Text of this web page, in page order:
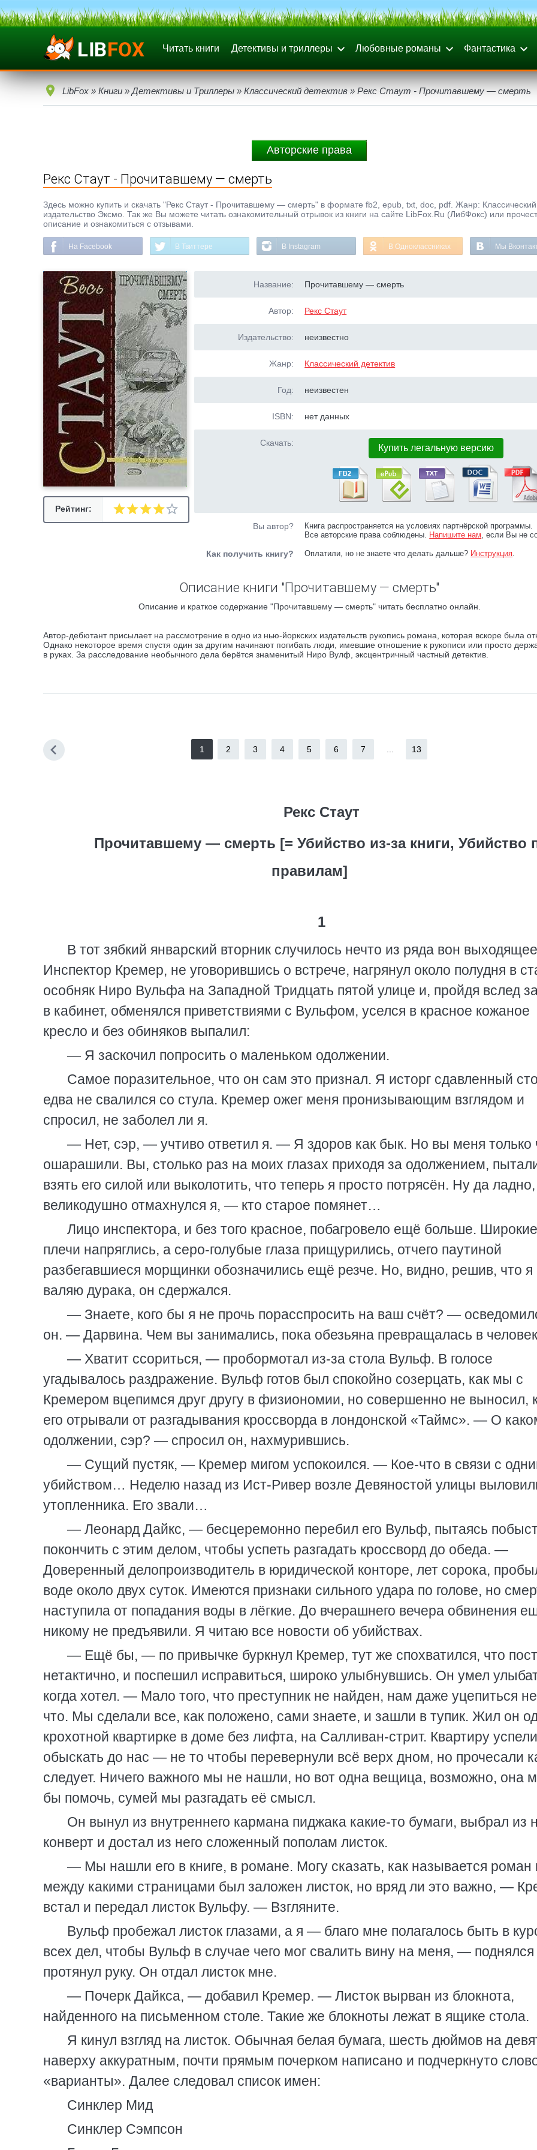
Читать книги Детективы и триллеры Любовные романы Фантастика
LibFox » Книги » Детективы и Триллеры » Классический детектив » Рекс Стаут - Прочитавшему — смерть
Авторские права
Рекс Стаут - Прочитавшему — смерть
Здесь можно купить и скачать "Рекс Стаут - Прочитавшему — смерть" в формате fb2, epub, txt, doc, pdf. Жанр: Классический
издательство Эксмо. Так же Вы можете читать ознакомительный отрывок из книги на сайте LibFox.Ru (ЛибФокс) или
описание и ознакомиться с отзывами.
На Facebook В Твиттере В Instagram В Одноклассниках Мы
Рейтинг:
Название: Прочитавшему — смерть
Автор: Рекс Стаут
Издательство: неизвестно
Жанр: Классический детектив
Год: неизвестен
ISBN: нет данных
Скачать: Купить легальную версию
Вы автор?
Книга распространяется на условиях партнёрской программы.
Все авторские права соблюдены. Напишите нам, если Вы не
Как получить книгу? Оплатили, но не знаете что делать дальше? Инструкция.
Описание книги "Прочитавшему — смерть"
Описание и краткое содержание "Прочитавшему — смерть" читать бесплатно онлайн.
Автор-дебютант присылает на рассмотрение в одно из нью-йоркских издательств рукопись романа, которая вскоре была
Однако некоторое время спустя один за другим начинают погибать люди, имевшие отношение к рукописи или просто
в руках. За расследование необычного дела берётся знаменитый Ниро Вулф, эксцентричный частный детектив.
1 2 3 4 5 6 7 13
Рекс Стаут
Прочитавшему — смерть [= Убийство из-за книги, Убийство
правилам]
1
В тот зябкий январский вторник случилось нечто из ряда вон
Инспектор Кремер, не уговорившись о встрече, нагрянул около полудня в
особняк Ниро Вульфа на Западной Тридцать пятой улице и, пройдя вслед
в кабинет, обменялся приветствиями с Вульфом, уселся в красное кожаное
кресло и без обиняков выпалил:
— Я заскочил попросить о маленьком одолжении.
Самое поразительное, что он сам это признал. Я исторг сдавленный
едва не свалился со стула. Кремер ожег меня пронизывающим взглядом и
спросил, не заболел ли я.
— Нет, сэр, — учтиво ответил я. — Я здоров как бык. Но вы меня только
ошарашили. Вы, столько раз на моих глазах приходя за одолжением,
взять его силой или выколотить, что теперь я просто потрясён. Ну да
великодушно отмахнулся я, — кто старое помянет…
Лицо инспектора, и без того красное, побагровело ещё больше. Широкие
плечи напряглись, а серо-голубые глаза прищурились, отчего паутиной
разбегавшиеся морщинки обозначились ещё резче. Но, видно, решив, что я
валяю дурака, он сдержался.
— Знаете, кого бы я не прочь порасспросить на ваш счёт? —
он. — Дарвина. Чем вы занимались, пока обезьяна превращалась в
— Хватит ссориться, — пробормотал из-за стола Вульф. В голосе
угадывалось раздражение. Вульф готов был спокойно созерцать, как мы с
Кремером вцепимся друг другу в физиономии, но совершенно не выносил,
его отрывали от разгадывания кроссворда в лондонской «Таймс». — О
одолжении, сэр? — спросил он, нахмурившись.
— Сущий пустяк, — Кремер мигом успокоился. — Кое-что в связи с
убийством… Неделю назад из Ист-Ривер возле Девяностой улицы
утопленника. Его звали…
— Леонард Дайкс, — бесцеремонно перебил его Вульф, пытаясь
покончить с этим делом, чтобы успеть разгадать кроссворд до обеда. —
Доверенный делопроизводитель в юридической конторе, лет сорока,
воде около двух суток. Имеются признаки сильного удара по голове, но
наступила от попадания воды в лёгкие. До вчерашнего вечера обвинения
никому не предъявили. Я читаю все новости об убийствах.
— Ещё бы, — по привычке буркнул Кремер, тут же спохватился, что
нетактично, и поспешил исправиться, широко улыбнувшись. Он умел
когда хотел. — Мало того, что преступник не найден, нам даже уцепиться
что. Мы сделали все, как положено, сами знаете, и зашли в тупик. Жил он
крохотной квартирке в доме без лифта, на Салливан-стрит. Квартиру успели
обыскать до нас — не то чтобы перевернули всё верх дном, но прочесали
следует. Ничего важного мы не нашли, но вот одна вещица, возможно, она
бы помочь, сумей мы разгадать её смысл.
Он вынул из внутреннего кармана пиджака какие-то бумаги, выбрал из
конверт и достал из него сложенный пополам листок.
— Мы нашли его в книге, в романе. Могу сказать, как называется роман
между какими страницами был заложен листок, но вряд ли это важно, —
встал и передал листок Вульфу. — Взгляните.
Вульф пробежал листок глазами, а я — благо мне полагалось быть в
всех дел, чтобы Вульф в случае чего мог свалить вину на меня, — поднялся
протянул руку. Он отдал листок мне.
— Почерк Дайкса, — добавил Кремер. — Листок вырван из блокнота,
найденного на письменном столе. Такие же блокноты лежат в ящике стола.
Я кинул взгляд на листок. Обычная белая бумага, шесть дюймов на
наверху аккуратным, почти прямым почерком написано и подчеркнуто
«варианты». Далее следовал список имен:
Синклер Мид
Синклер Сэмпсон